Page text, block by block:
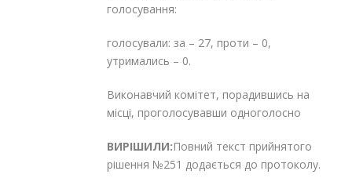
голосування:
голосували: за – 27, проти – 0,
утримались – 0.
Виконавчий комітет, порадившись на
місці, проголосувавши одноголосно
ВИРІШИЛИ:Повний текст прийнятого
рішення №251 додається до протоколу.